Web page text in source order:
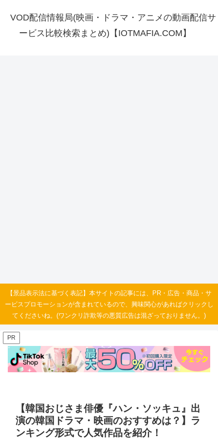
VOD配信情報局(映画・ドラマ・アニメの動画配信サ
ービス比較検索まとめ)【IOTMAFIA.COM】
【景品表示法に基づく表記】本サイトの記事には、PR・広告・商品・サ
ービスプロモーションが含まれているので、興味関心があればクリックし
てくださいね。(ワンクリ詐欺等の悪質広告は混ざっておりません。)
PR
【韓国おじさま俳優『ハン・ソッキュ』出
演の韓国ドラマ・映画のおすすめは？】ラ
ンキング形式で人気作品を紹介！